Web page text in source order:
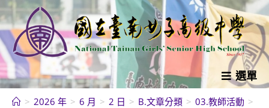
跳
轉
至
主
要
內
選單
> 2026 年 > 6 月 > 2 日 > B.文章分類 > 03.教師活動 >